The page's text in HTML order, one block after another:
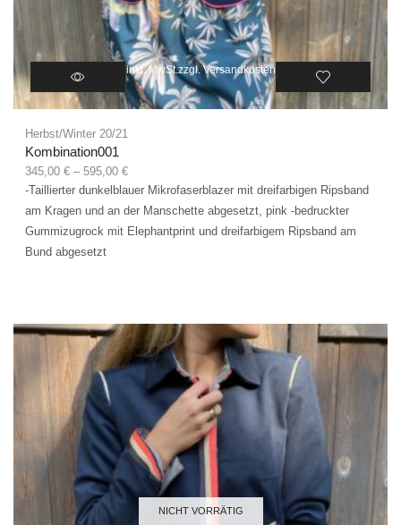
inkl. MwSt.zzgl.Versandkosten
Herbst/Winter 20/21
Kombination001
345,00 € – 595,00 €
-Taillierter dunkelblauer Mikrofaserblazer mit dreifarbigen Ripsband
am Kragen und an der Manschette abgesetzt, pink -bedruckter
Gummizugrock mit Elephantprint und dreifarbigem Ripsband am
Bund abgesetzt
NICHT VORRÄTIG